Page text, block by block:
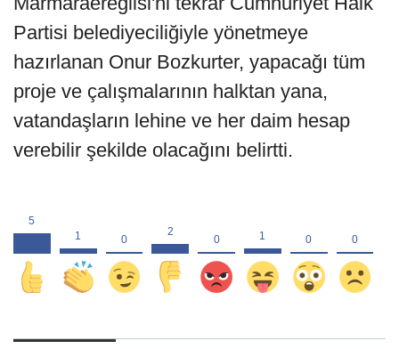
Partisi belediyeciliğiyle yönetmeye
hazırlanan Onur Bozkurter, yapacağı tüm
proje ve çalışmalarının halktan yana,
vatandaşların lehine ve her daim hesap
verebilir şekilde olacağını belirtti.